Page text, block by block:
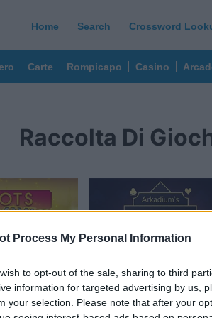
Process My Personal Information
to opt-out of the sale, sharing to third
information for targeted advertising by us,
your selection. Please note that after your
Home Search Crossword
Carte Rompicapo Casino
Raccolta Di